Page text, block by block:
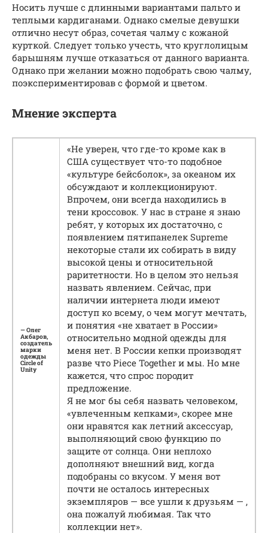
Носить лучше с длинными вариантами пальто и
теплыми кардиганами. Однако смелые девушки
отлично несут образ, сочетая чалму с кожаной
курткой. Следует только учесть, что круглолицым
барышням лучше отказаться от данного варианта.
Однако при желании можно подобрать свою чалму,
поэкспериментировав с формой и цветом.
Мнение эксперта
— Олег
Акбаров,
создатель
марки
одежды
Circle of
Unity
«Не уверен, что где-то кроме как в
США существует что-то подобное
«культуре бейсболок», за океаном их
обсуждают и коллекционируют.
Впрочем, они всегда находились в
тени кроссовок. У нас в стране я знаю
ребят, у которых их достаточно, с
появлением пятипанелек Supreme
некоторые стали их собирать в виду
высокой цены и относительной
раритетности. Но в целом это нельзя
назвать явлением. Сейчас, при
наличии интернета люди имеют
доступ ко всему, о чем могут мечтать,
и понятия «не хватает в России»
относительно модной одежды для
меня нет. В России кепки производят
разве что Piece Together и мы. Но мне
кажется, что спрос породит
предложение.
Я не мог бы себя назвать человеком,
«увлеченным кепками», скорее мне
они нравятся как летний аксессуар,
выполняющий свою функцию по
защите от солнца. Они неплохо
дополняют внешний вид, когда
подобраны со вкусом. У меня вот
почти не осталось интересных
экземпляров — все ушли к друзьям — ,
она пожалуй любимая. Так что
коллекции нет».